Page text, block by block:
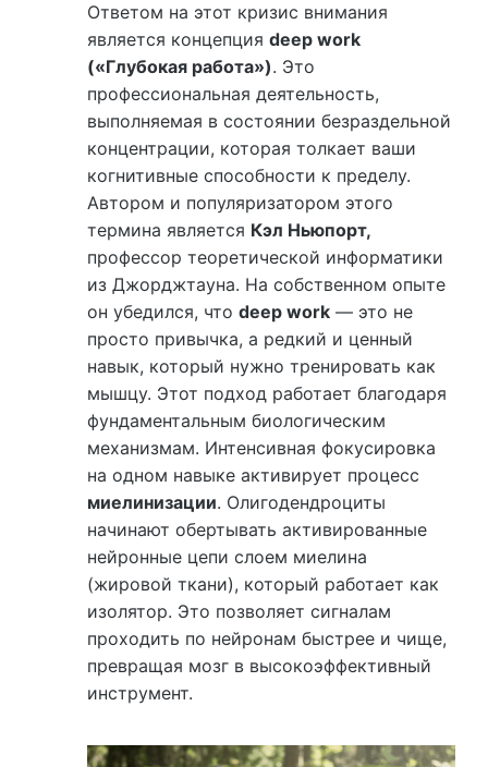
Ответом на этот кризис внимания
является концепция deep work
(«Глубокая работа»). Это
профессиональная деятельность,
выполняемая в состоянии безраздельной
концентрации, которая толкает ваши
когнитивные способности к пределу.
Автором и популяризатором этого
термина является Кэл Ньюпорт,
профессор теоретической информатики
из Джорджтауна. На собственном опыте
он убедился, что deep work — это не
просто привычка, а редкий и ценный
навык, который нужно тренировать как
мышцу. Этот подход работает благодаря
фундаментальным биологическим
механизмам. Интенсивная фокусировка
на одном навыке активирует процесс
миелинизации. Олигодендроциты
начинают обертывать активированные
нейронные цепи слоем миелина
(жировой ткани), который работает как
изолятор. Это позволяет сигналам
проходить по нейронам быстрее и чище,
превращая мозг в высокоэффективный
инструмент.